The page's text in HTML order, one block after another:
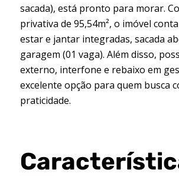
sacada), está pronto para morar.
privativa de 95,54m², o imóvel
estar e jantar integradas, sacada
garagem (01 vaga). Além disso,
externo, interfone e rebaixo em
excelente opção para quem busca
praticidade.